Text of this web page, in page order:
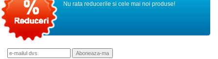
Nu rata reducerile si cele mai noi produse!